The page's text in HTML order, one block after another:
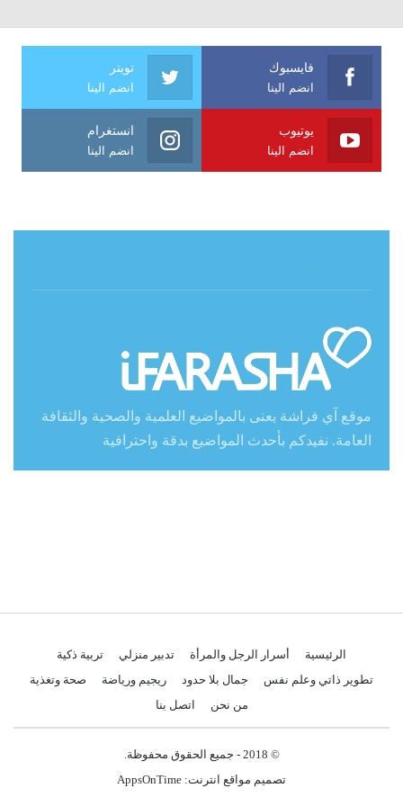
فايسبوك
انضم الينا
تويتر
انضم الينا
يوتيوب
انضم الينا
انستغرام
انضم الينا
موقع آي فراشة يعنى بالمواضيع العلمية والصحية والثقافة
العامة. نفيدكم بأحدث المواضيع بدقة واحترافية
الرئيسية أسرار الرجل والمرأة تدبير منزلي
تربية ذكية
تطوير ذاتي وعلم نفس
جمال بلا حدود ريجيم ورياضة
صحة وتغذية
من نحن
اتصل بنا
© 2018 - جميع الحقوق محفوظة.
تصميم مواقع انترنت: AppsOnTime